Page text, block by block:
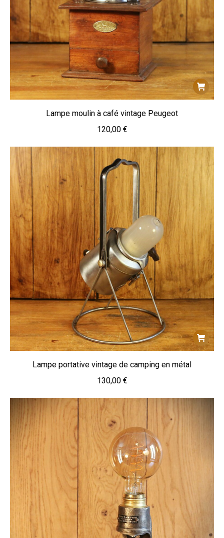
Lampe moulin à café vintage Peugeot
120,00 €
Lampe portative vintage de camping en métal
130,00 €